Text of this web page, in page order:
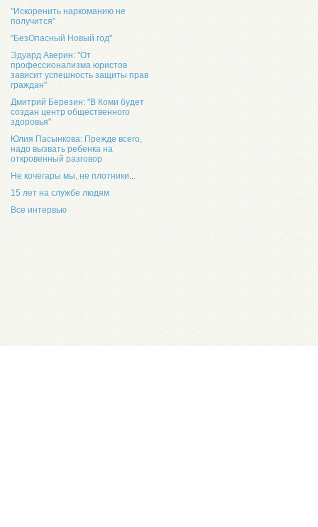
"Искоренить наркоманию не
получится"
"БезОпасный Новый год"
Эдуард Аверин: "От
профессионализма юристов
зависит успешность защиты прав
граждан"
Дмитрий Березин: "В Коми будет
создан центр общественного
здоровья"
Юлия Пасынкова: Прежде всего,
надо вызвать ребенка на
откровенный разговор
Не кочегары мы, не плотники...
15 лет на службе людям
Все интервью